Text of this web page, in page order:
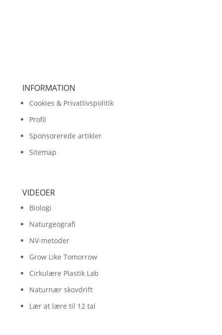
INFORMATION
Cookies & Privatlivspolitik
Profil
Sponsorerede artikler
Sitemap
VIDEOER
Biologi
Naturgeografi
NV-metoder
Grow Like Tomorrow
Cirkulære Plastik Lab
Naturnær skovdrift
Lær at lære til 12 tal